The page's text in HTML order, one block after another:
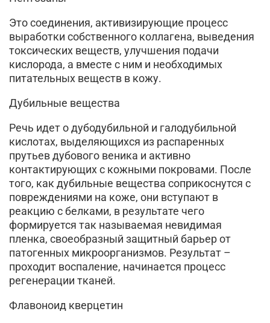
Это соединения, активизирующие процесс
выработки собственного коллагена, выведения
токсических веществ, улучшения подачи
кислорода, а вместе с ним и необходимых
питательных веществ в кожу.
Дубильные вещества
Речь идет о дубодубильной и галодубильной
кислотах, выделяющихся из распаренных
прутьев дубового веника и активно
контактирующих с кожными покровами. После
того, как дубильные вещества соприкоснутся с
повреждениями на коже, они вступают в
реакцию с белками, в результате чего
формируется так называемая невидимая
пленка, своеобразный защитный барьер от
патогенных микроорганизмов. Результат –
проходит воспаление, начинается процесс
регенерации тканей.
Флавоноид кверцетин